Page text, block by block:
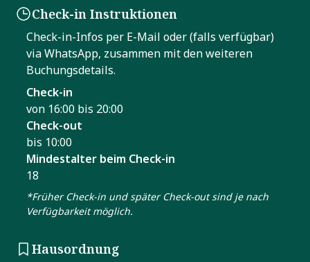
Check-in Instruktionen
Check-in-Infos per E-Mail oder (falls verfügbar)
via WhatsApp, zusammen mit den weiteren
Buchungsdetails.
Check-in
von 16:00 bis 20:00
Check-out
bis 10:00
Mindestalter beim Check-in
18
*Früher Check-in und später Check-out sind je nach
Verfügbarkeit möglich.
Hausordnung